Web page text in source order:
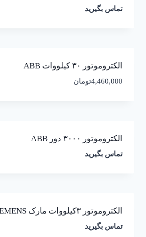
تماس بگیرید
الکتروموتور ۳۰ کیلووات ABB
4,460,000تومان
الکتروموتور ۳۰۰۰ دور ABB
تماس بگیرید
الکتروموتور ۳کیلووات مارک SIEMENS
تماس بگیرید